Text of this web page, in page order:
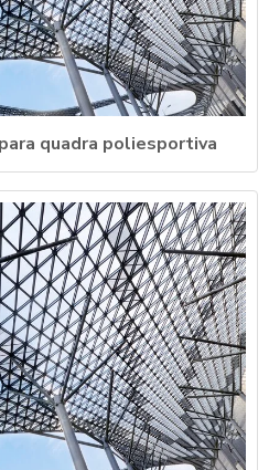
quadra poliesportiva